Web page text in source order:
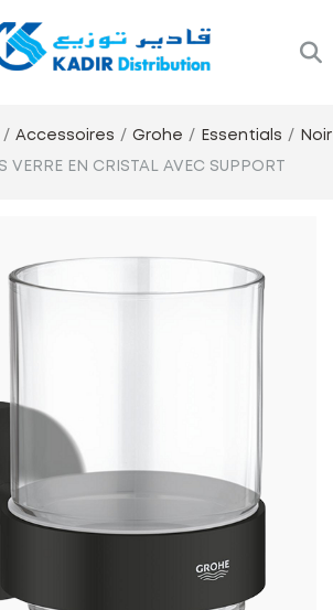
Accessoires Grohe Essentials Noir
VERRE EN CRISTAL AVEC SUPPORT